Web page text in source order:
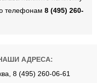
телефонам 8 (495) 260-
АДРЕСА:
8 (495) 260-06-61